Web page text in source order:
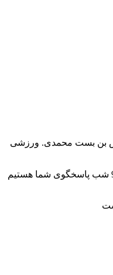
بن بست محمدی. ورزشی